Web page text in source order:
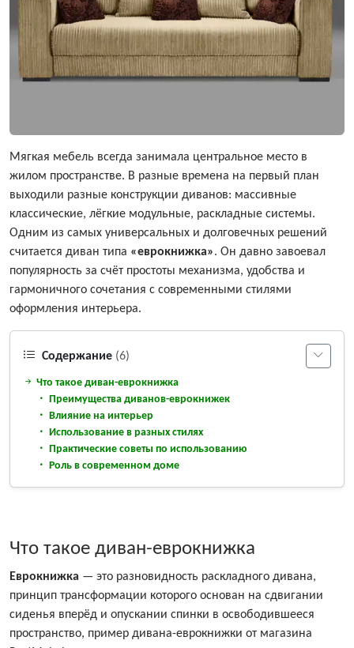
Мягкая мебель всегда занимала центральное место в
жилом пространстве. В разные времена на первый план
выходили разные конструкции диванов: массивные
классические, лёгкие модульные, раскладные системы.
Одним из самых универсальных и долговечных решений
считается диван типа «еврокнижка». Он давно завоевал
популярность за счёт простоты механизма, удобства и
гармоничного сочетания с современными стилями
оформления интерьера.
Содержание (6)
Что такое диван-еврокнижка
Преимущества диванов-еврокнижек
Влияние на интерьер
Использование в разных стилях
Практические советы по использованию
Роль в современном доме
Что такое диван-еврокнижка
Еврокнижка — это разновидность раскладного дивана,
принцип трансформации которого основан на сдвигании
сиденья вперёд и опускании спинки в освободившееся
пространство, пример дивана-еврокнижки от магазина